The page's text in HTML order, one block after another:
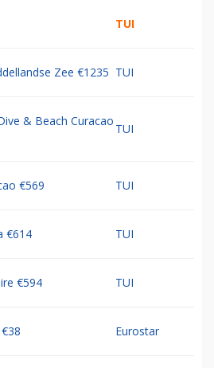
TUI
Zee €1235 TUI
& Beach Curacao
TUI
€569 TUI
€614 TUI
€594 TUI
Eurostar